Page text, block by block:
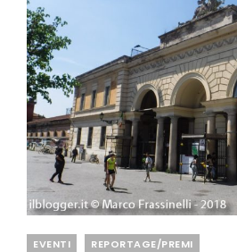
Categories
EVENTI REPORTAGE/PREMI